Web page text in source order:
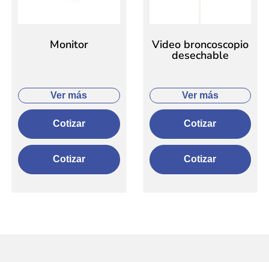
Monitor
Ver más
Cotizar
Cotizar
Video broncoscopio
desechable
Ver más
Cotizar
Cotizar